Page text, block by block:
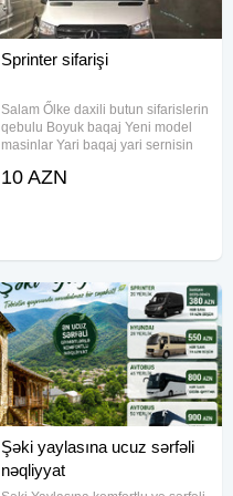
Sprinter sifarişi
Salam Őlke daxili butun sifarislerin
qebulu Boyuk baqaj Yeni model
masinlar Yari baqaj yari sernisin
baqaj yari sernisin xarici turistler
10 AZN
Şəki yaylasına ucuz sərfəli
nəqliyyat